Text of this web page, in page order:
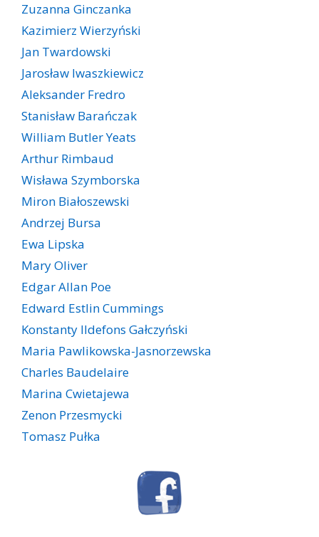
Zuzanna Ginczanka
Kazimierz Wierzyński
Jan Twardowski
Jarosław Iwaszkiewicz
Aleksander Fredro
Stanisław Barańczak
William Butler Yeats
Arthur Rimbaud
Wisława Szymborska
Miron Białoszewski
Andrzej Bursa
Ewa Lipska
Mary Oliver
Edgar Allan Poe
Edward Estlin Cummings
Konstanty Ildefons Gałczyński
Maria Pawlikowska-Jasnorzewska
Charles Baudelaire
Marina Cwietajewa
Zenon Przesmycki
Tomasz Pułka